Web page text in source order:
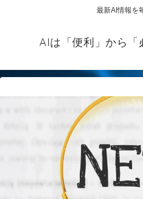
最新AI情報を
AIは「便利」から「